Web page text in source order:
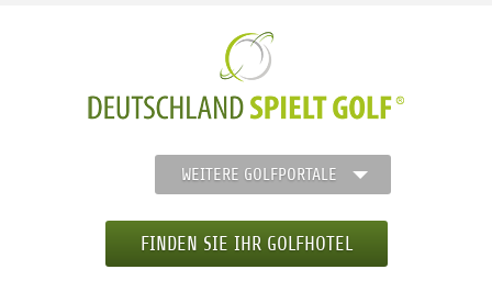
WEITERE GOLFPORTALE
FINDEN SIE IHR GOLFHOTEL